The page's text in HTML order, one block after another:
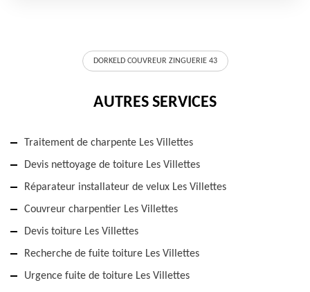
DORKELD COUVREUR ZINGUERIE 43
AUTRES SERVICES
Traitement de charpente Les Villettes
Devis nettoyage de toiture Les Villettes
Réparateur installateur de velux Les Villettes
Couvreur charpentier Les Villettes
Devis toiture Les Villettes
Recherche de fuite toiture Les Villettes
Urgence fuite de toiture Les Villettes